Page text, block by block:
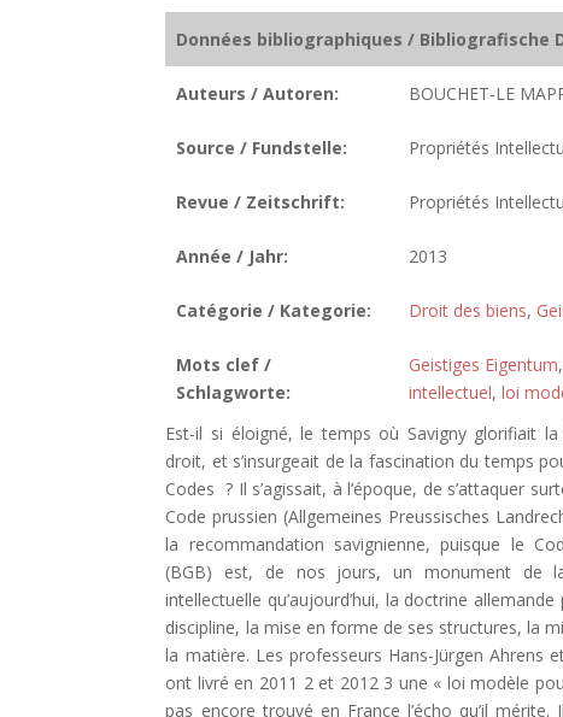
Données bibliographiques / Bibliografische
Auteurs / Autoren: BOUCHET-LE
Source / Fundstelle: Propriétés
Revue / Zeitschrift: Propriétés
Année / Jahr: 2013
Catégorie / Kategorie: Droit des biens,
Mots clef /
Schlagworte:
Geistiges Eigentum,
intellectuel, loi
Est-il si éloigné, le temps où Savigny glorifiait
droit, et s’insurgeait de la fascination du temps
Codes ? Il s’agissait, à l’époque, de s’attaquer
Code prussien (Allgemeines Preussisches
la recommandation savignienne, puisque le
(BGB) est, de nos jours, un monument de
intellectuelle qu’aujourd’hui, la doctrine
discipline, la mise en forme de ses structures, la
la matière. Les professeurs Hans-Jürgen Ahrens
ont livré en 2011 2 et 2012 3 une « loi modèle
pas encore trouvé en France l’écho qu’il